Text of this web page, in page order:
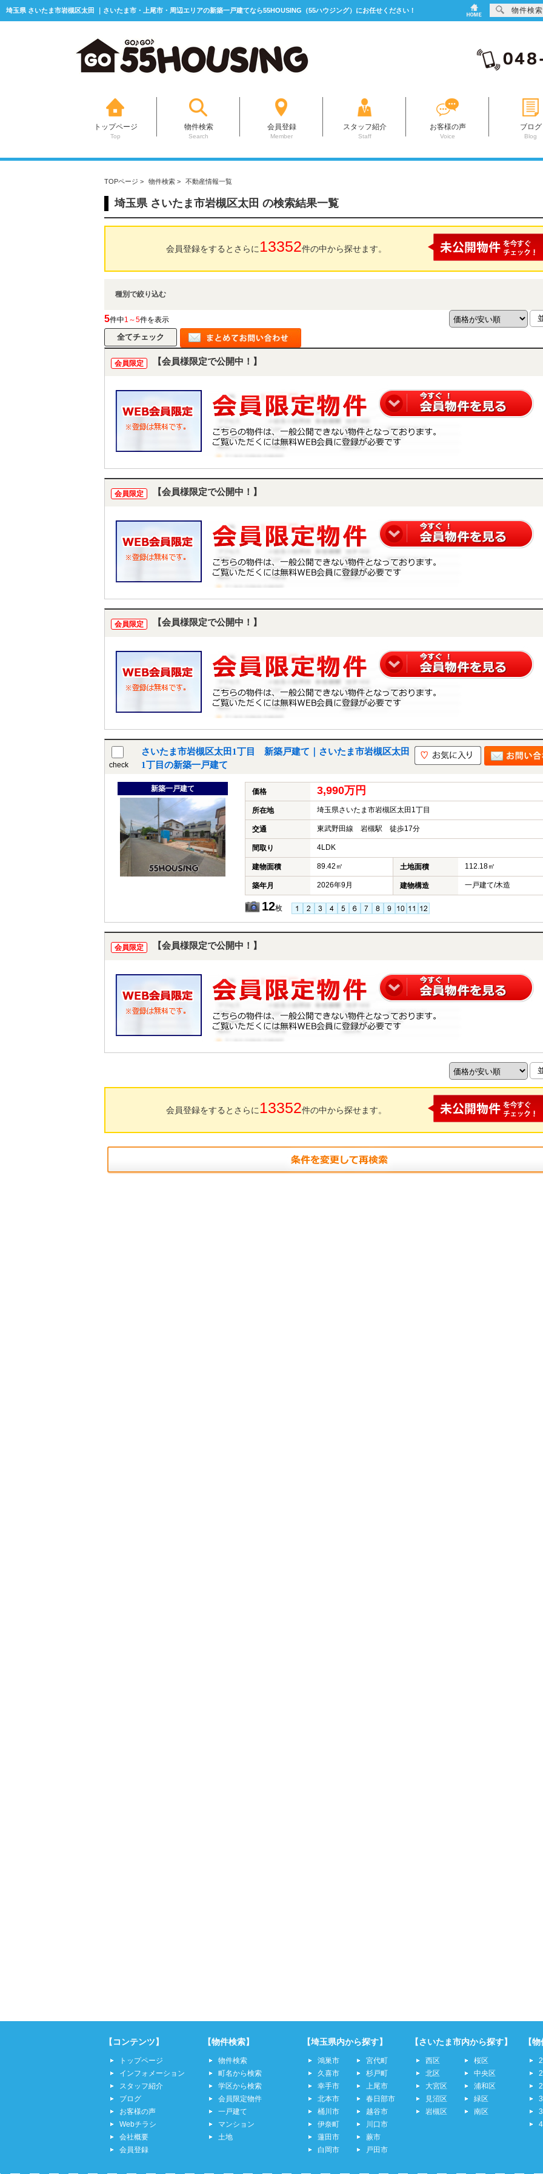
埼玉県 さいたま市岩槻区太田 ｜さいたま市・上尾市・周辺エリアの新築一戸建てなら55HOUSING（55ハウジング）にお任せください！
トップページ
Top
物件検索
Search
会員登録
Member
スタッフ紹介
Staff
お客様の声
Voice
ブログ
Blog
TOPページ > 物件検索 > 不動産情報一覧
埼玉県 さいたま市岩槻区太田 の検索結果一覧
会員登録をするとさらに 13352件の中から探せます。
種別で絞り込む
5件中1～5件を表示
会員限定 【会員様限定で公開中！】
会員限定 【会員様限定で公開中！】
会員限定 【会員様限定で公開中！】
check
さいたま市岩槻区太田1丁目 新築戸建て｜さいたま市岩槻区太田
1丁目の新築一戸建て
新築一戸建て 価格 3,990万円
所在地 埼玉県さいたま市岩槻区太田1丁目
交通 東武野田線 岩槻駅 徒歩17分
間取り 4LDK
建物面積 89.42㎡ 土地面積 112.18㎡
築年月 2026年9月 建物構造 一戸建て/木造
12枚
会員限定 【会員様限定で公開中！】
会員登録をするとさらに 13352件の中から探せます。
【コンテンツ】
トップページ
インフォメーション
スタッフ紹介
ブログ
お客様の声
Webチラシ
会社概要
会員登録
【物件検索】
物件検索
町名から検索
学区から検索
会員限定物件
一戸建て
マンション
土地
【埼玉県内から探す】
鴻巣市
久喜市
幸手市
北本市
桶川市
伊奈町
蓮田市
白岡市
宮代町
杉戸町
上尾市
春日部市
越谷市
川口市
蕨市
戸田市
【さいたま市内から探す】
西区
北区
大宮区
見沼区
岩槻区
桜区
中央区
浦和区
緑区
南区
【
物件検索